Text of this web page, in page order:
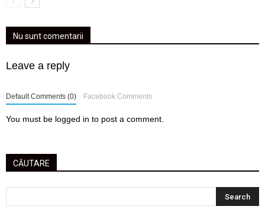
Nu sunt comentarii
Leave a reply
Default Comments (0) Facebook Comments
You must be logged in to post a comment.
CĂUTARE